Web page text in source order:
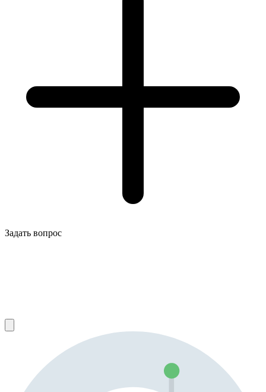
Задать вопрос